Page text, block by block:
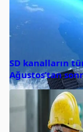
SD kanalların
Ağustos’tan